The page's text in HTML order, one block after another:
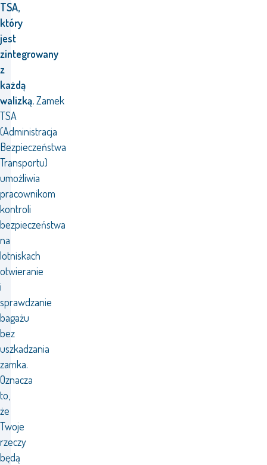
TSA,
który
jest
zintegrowany
z
każdą
walizką.Zamek
TSA
(Administracja
Bezpieczeństwa
Transportu)
umożliwia
pracownikom
kontroli
bezpieczeństwa
na
lotniskach
otwieranie
i
sprawdzanie
bagażu
bez
uszkadzania
zamka.
Oznacza
to,
że
Twoje
rzeczy
będą